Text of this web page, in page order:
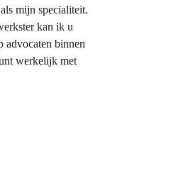
mijn specialiteit.
kan ik u
advocaten binnen
werkelijk met